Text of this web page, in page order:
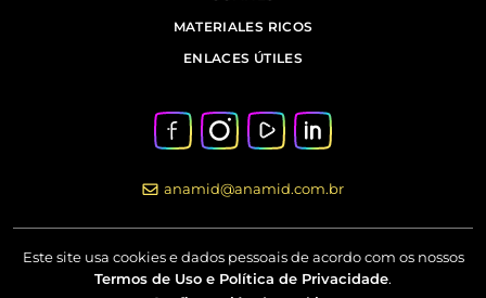
MATERIALES RICOS
ENLACES ÚTILES
anamid@anamid.com.br
Este site usa cookies e dados pessoais de acordo com os nossos
Termos de Uso e Política de Privacidade.